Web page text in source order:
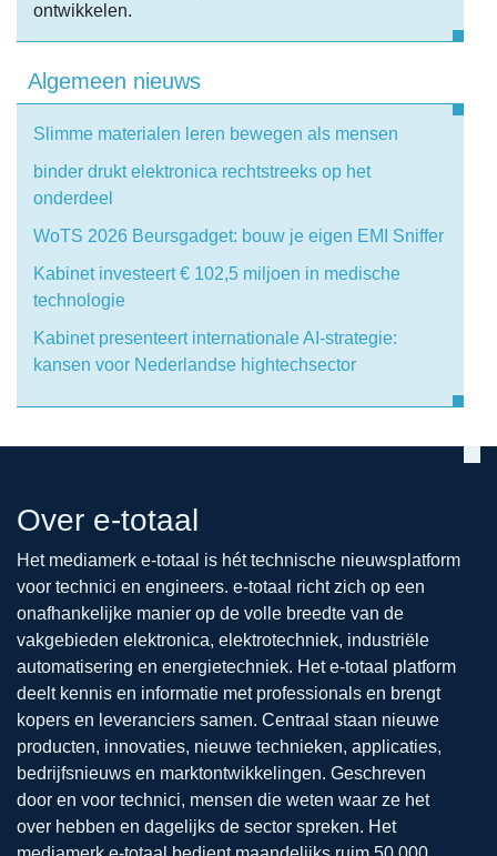
ontwikkelen.
Algemeen nieuws
Slimme materialen leren bewegen als mensen
binder drukt elektronica rechtstreeks op het
onderdeel
WoTS 2026 Beursgadget: bouw je eigen EMI Sniffer
Kabinet investeert € 102,5 miljoen in medische
technologie
Kabinet presenteert internationale AI-strategie:
kansen voor Nederlandse hightechsector
Over e-totaal
Het mediamerk e-totaal is hét technische nieuwsplatform
voor technici en engineers. e-totaal richt zich op een
onafhankelijke manier op de volle breedte van de
vakgebieden elektronica, elektrotechniek, industriële
automatisering en energietechniek. Het e-totaal platform
deelt kennis en informatie met professionals en brengt
kopers en leveranciers samen. Centraal staan nieuwe
producten, innovaties, nieuwe technieken, applicaties,
bedrijfsnieuws en marktontwikkelingen. Geschreven
door en voor technici, mensen die weten waar ze het
over hebben en dagelijks de sector spreken. Het